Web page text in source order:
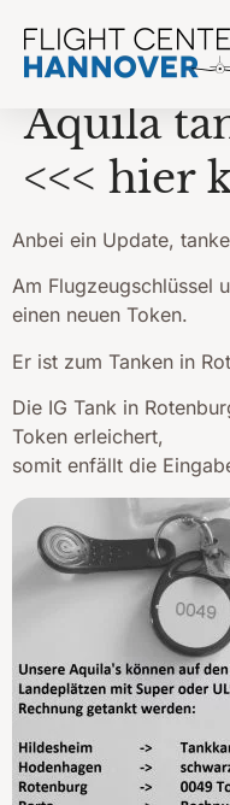
Aquila
<<< hier
Anbei ein Update,
Am Flugzeugschlüssel
einen neuen Token.
Er ist zum Tanken in
Die IG Tank in
Token erleichert,
somit enfällt die